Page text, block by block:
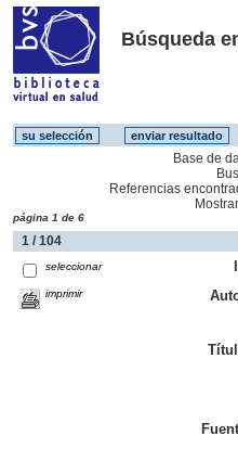
Búsqueda
Base de
Referencias
página 1 de 6
1 / 104
seleccionar
imprimir